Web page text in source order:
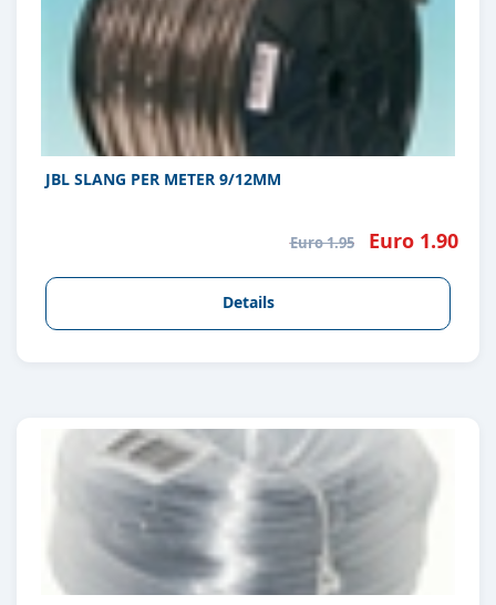
JBL SLANG PER METER 9/12MM
Euro 1.95 Euro 1.90
Details